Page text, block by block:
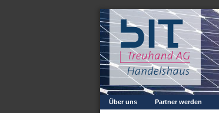
Über uns Partner werden